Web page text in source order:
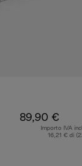
89,90 €
Importo IVA
16,21 € di